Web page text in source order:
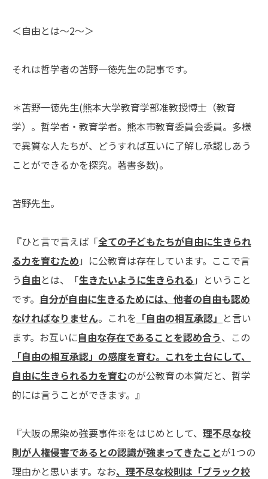
＜自由とは〜2〜＞
それは哲学者の苫野一徳先生の記事です。
＊苫野一徳先生(熊本大学教育学部准教授博士（教育
学）。哲学者・教育学者。熊本市教育委員会委員。多様
で異質な人たちが、どうすれば互いに了解し承認しあう
ことができるかを探究。著書多数)。
苫野先生。
『ひと言で言えば「全ての子どもたちが自由に生きられ
る力を育むため 」に公教育は存在しています。ここで言
う 自由とは、「生きたいように生きられる 」ということ
です。 自分が自由に生きるためには、他者の自由も認め
なければなりません。これを 「自由の相互承認」 と言い
ます。お互いに自由な存在であることを認め合う、この
「自由の相互承認」の感度を育む。これを土台にして、
自由に生きられる力を育むのが公教育の本質だと、哲学
的には言うことができます。』
『大阪の黒染め強要事件※をはじめとして、 理不尽な校
則が人権侵害であるとの認識が強まってきたことが1つの
理由かと思います。なお、理不尽な校則は「ブラック校